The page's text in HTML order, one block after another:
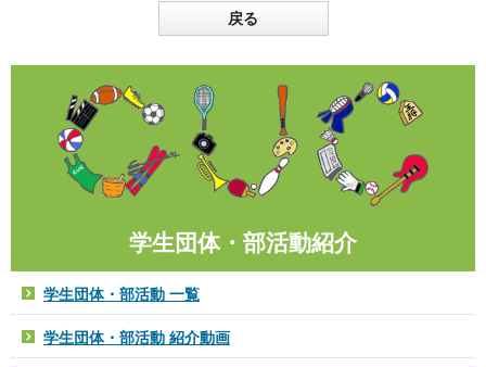
戻る
学生団体・部活動紹介
学生団体・部活動 一覧
学生団体・部活動 紹介動画